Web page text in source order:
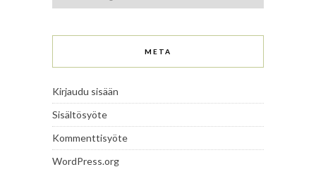
META
Kirjaudu sisään
Sisältösyöte
Kommenttisyöte
WordPress.org